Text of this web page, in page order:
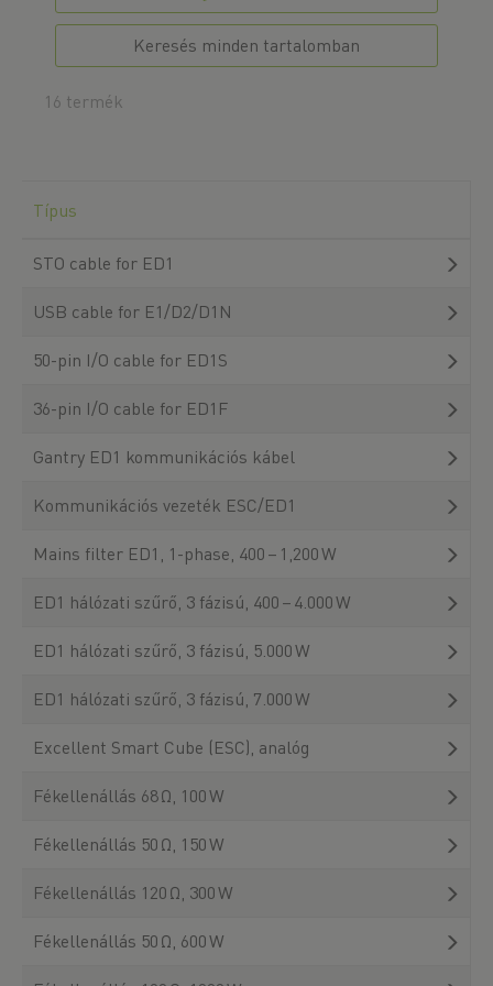
Keresés minden tartalomban
16 termék
Típus
STO cable for ED1
USB cable for E1/D2/D1N
50-pin I/O cable for ED1S
36-pin I/O cable for ED1F
Gantry ED1 kommunikációs kábel
Kommunikációs vezeték ESC/ED1
Mains filter ED1, 1-phase, 400 – 1,200 W
ED1 hálózati szűrő, 3 fázisú, 400 – 4.000 W
ED1 hálózati szűrő, 3 fázisú, 5.000 W
ED1 hálózati szűrő, 3 fázisú, 7.000 W
Excellent Smart Cube (ESC), analóg
Fékellenállás 68 Ω, 100 W
Fékellenállás 50 Ω, 150 W
Fékellenállás 120 Ω, 300 W
Fékellenállás 50 Ω, 600 W